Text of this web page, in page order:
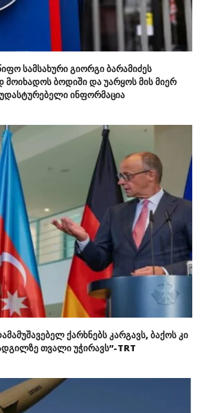
სამსახური გიორგი ბარამიძეს
მოიხადოს ბოდიში და უარყოს მის მიერ
ინფორმაცია
ქარხნებს კარგავს, ბაქოს კი
თვალი უჭირავს”-TRT